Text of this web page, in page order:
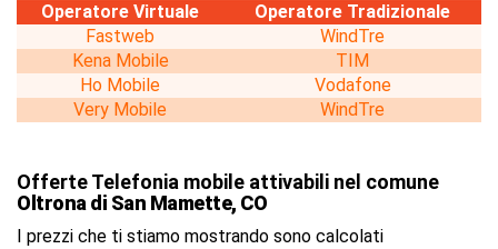
Operatore Virtuale
Operatore Tradizionale
Fastweb
WindTre
Kena Mobile
TIM
Ho Mobile
Vodafone
Very Mobile
WindTre
Offerte Telefonia mobile attivabili nel comune
Oltrona di San Mamette, CO
I prezzi che ti stiamo mostrando sono calcolati